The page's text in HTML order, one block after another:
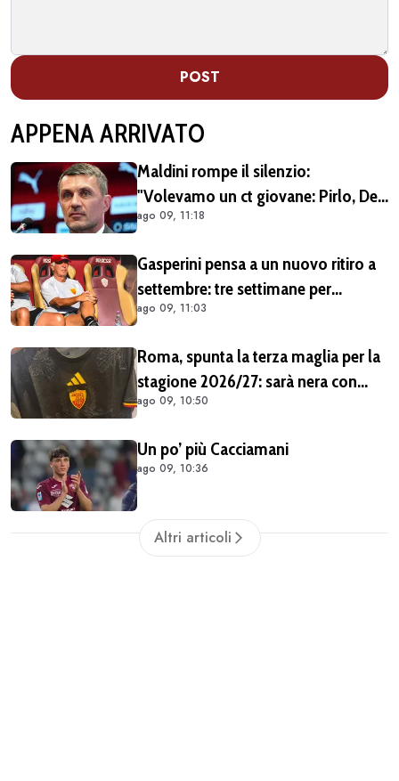
POST
APPENA ARRIVATO
Maldini rompe il silenzio:
"Volevamo un ct giovane: Pirlo, De
Rossi o Grosso. Poi Malagò mi ha
decido io il Ct»"
ago 09, 11:18
Gasperini pensa a un nuovo ritiro a
settembre: tre settimane per
lavorare durante la sosta
ago 09, 11:03
Roma, spunta la terza maglia per la
stagione 2026/27: sarà nera con
dettagli giallorossi
ago 09, 10:50
Un po’ più Cacciamani
ago 09, 10:36
Altri articoli